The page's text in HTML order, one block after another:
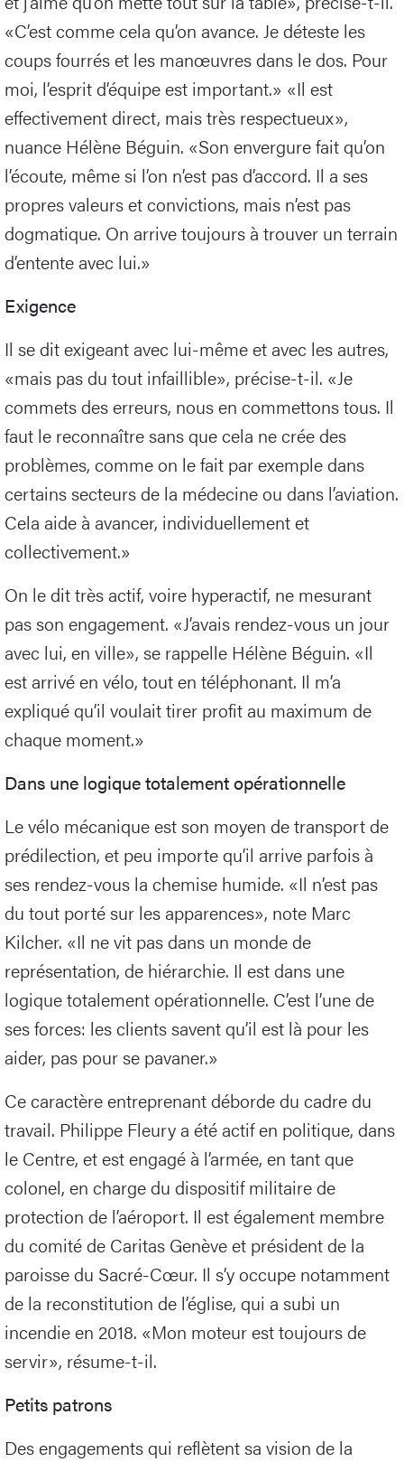
«C’est comme cela qu’on avance. Je déteste les
coups fourrés et les manœuvres dans le dos. Pour
moi, l’esprit d’équipe est important.» «Il est
effectivement direct, mais très respectueux»,
nuance Hélène Béguin. «Son envergure fait qu’on
l’écoute, même si l’on n’est pas d’accord. Il a ses
propres valeurs et convictions, mais n’est pas
dogmatique. On arrive toujours à trouver un terrain
d’entente avec lui.»
Exigence
Il se dit exigeant avec lui-même et avec les autres,
«mais pas du tout infaillible», précise-t-il. «Je
commets des erreurs, nous en commettons tous. Il
faut le reconnaître sans que cela ne crée des
problèmes, comme on le fait par exemple dans
certains secteurs de la médecine ou dans l’aviation.
Cela aide à avancer, individuellement et
collectivement.»
On le dit très actif, voire hyperactif, ne mesurant
pas son engagement. «J’avais rendez-vous un jour
avec lui, en ville», se rappelle Hélène Béguin. «Il
est arrivé en vélo, tout en téléphonant. Il m’a
expliqué qu’il voulait tirer profit au maximum de
chaque moment.»
Dans une logique totalement opérationnelle
Le vélo mécanique est son moyen de transport de
prédilection, et peu importe qu’il arrive parfois à
ses rendez-vous la chemise humide. «Il n’est pas
du tout porté sur les apparences», note Marc
Kilcher. «Il ne vit pas dans un monde de
représentation, de hiérarchie. Il est dans une
logique totalement opérationnelle. C’est l’une de
ses forces: les clients savent qu’il est là pour les
aider, pas pour se pavaner.»
Ce caractère entreprenant déborde du cadre du
travail. Philippe Fleury a été actif en politique, dans
le Centre, et est engagé à l’armée, en tant que
colonel, en charge du dispositif militaire de
protection de l’aéroport. Il est également membre
du comité de Caritas Genève et président de la
paroisse du Sacré-Cœur. Il s’y occupe notamment
de la reconstitution de l’église, qui a subi un
incendie en 2018. «Mon moteur est toujours de
servir», résume-t-il.
Petits patrons
Des engagements qui reflètent sa vision de la